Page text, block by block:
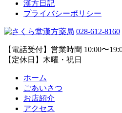
漢方日記
プライバシーポリシー
028-612-8160
【電話受付】営業時間 10:00〜
【定休日】木曜・祝日
ホーム
ごあいさつ
お店紹介
アクセス